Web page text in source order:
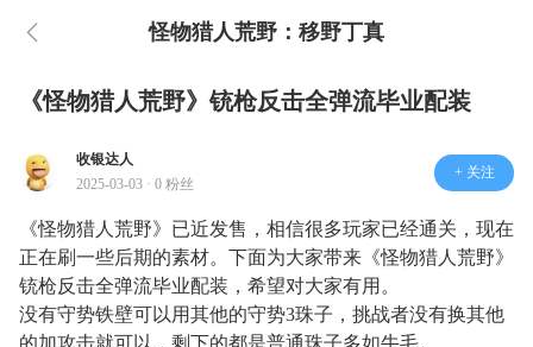
怪物猎人荒野：移野丁真
《怪物猎人荒野》铳枪反击全弹流毕业配装
收银达人
2025-03-03 · 0 粉丝
+ 关注
《怪物猎人荒野》已近发售，相信很多玩家已经通关，现在
正在刷一些后期的素材。下面为大家带来《怪物猎人荒野》
铳枪反击全弹流毕业配装，希望对大家有用。
没有守势铁壁可以用其他的守势3珠子，挑战者没有换其他
的加攻击就可以，剩下的都是普通珠子多如牛毛。